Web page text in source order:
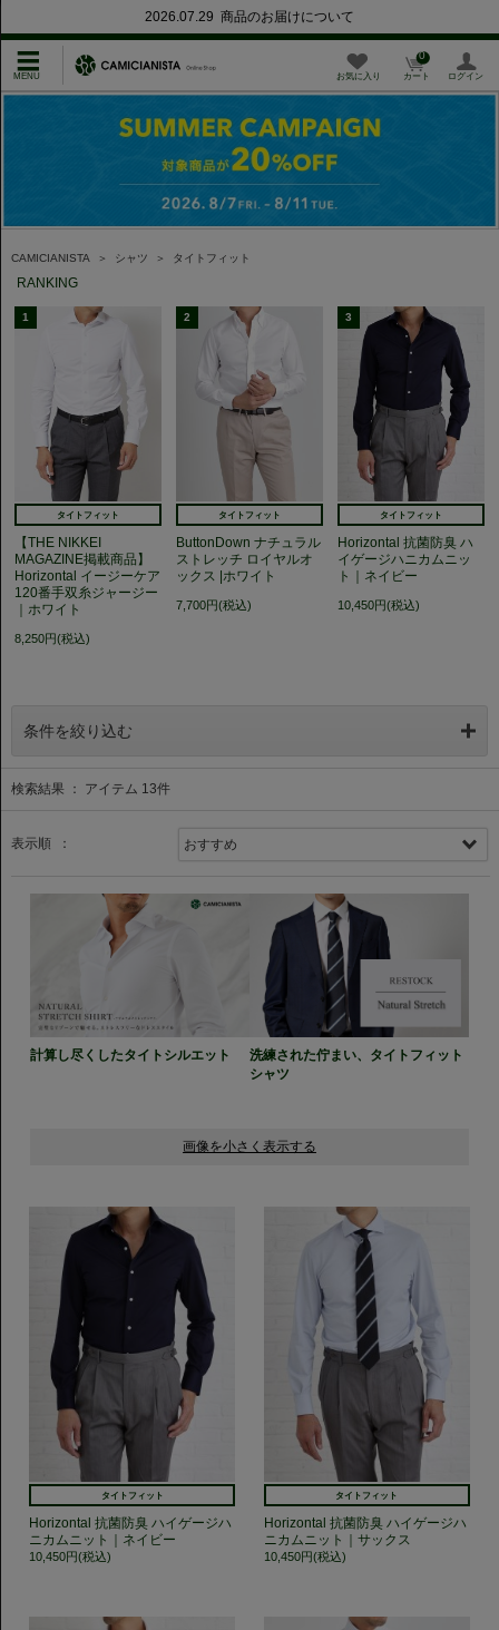
2026.07.29 商品のお届けについて
お気に入り カート
0
ログイン
CAMICIANISTA ＞ シャツ ＞ タイトフィット
RANKING
1
タイトフィット
【THE NIKKEI
MAGAZINE掲載商品】
Horizontal イージーケア
120番手双糸ジャージー
｜ホワイト
8,250円(税込)
2
タイトフィット
ButtonDown ナチュラル
ストレッチ ロイヤルオ
ックス |ホワイト
7,700円(税込)
3
タイトフィット
Horizontal 抗菌防臭 ハ
イゲージハニカムニッ
ト｜ネイビー
10,450円(税込)
条件を絞り込む
検索結果 ： アイテム 13件
表示順 ：
計算し尽くしたタイトシルエット
洗練された佇まい、タイトフィット
シャツ
タイトフィット
Horizontal 抗菌防臭 ハイゲージハ
ニカムニット｜ネイビー
10,450円(税込)
タイトフィット
Horizontal 抗菌防臭 ハイゲージハ
ニカムニット｜サックス
10,450円(税込)